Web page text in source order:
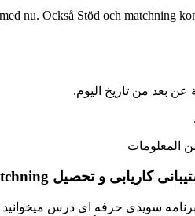
nu. Också Stöd och matchning
المعلومات
کاریابی و تحصیل
سویدی حرفه ای درس میخوانید